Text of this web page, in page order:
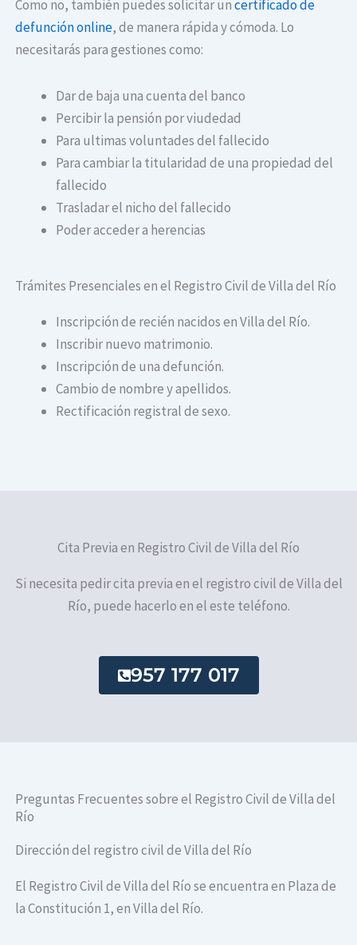
Como no, también puedes solicitar uncertificado de
defunción online, de manera rápida y cómoda. Lo
necesitarás para gestiones como:
Dar de baja una cuenta del banco
Percibir la pensión por viudedad
Para ultimas voluntades del fallecido
Para cambiar la titularidad de una propiedad del
fallecido
Trasladar el nicho del fallecido
Poder acceder a herencias
Trámites Presenciales en el Registro Civil de Villa del Río
Inscripción de recién nacidos en Villa del Río.
Inscribir nuevo matrimonio.
Inscripción de una defunción.
Cambio de nombre y apellidos.
Rectificación registral de sexo.
Cita Previa en Registro Civil de Villa del Río
Si necesita pedir cita previa en el registro civil de Villa del
Río, puede hacerlo en el este teléfono.
957 177 017
Preguntas Frecuentes sobre el Registro Civil de Villa del
Río
Dirección del registro civil de Villa del Río
El Registro Civil de Villa del Río se encuentra en Plaza de
la Constitución 1, en Villa del Río.